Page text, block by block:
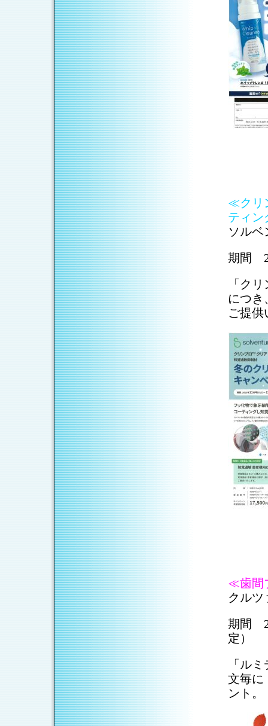
≪クリ
ティ
ソルベ
期間
「ク
につき
ご提供
≪歯間
クルツ
期間
定）
「ル
文毎に
ント。